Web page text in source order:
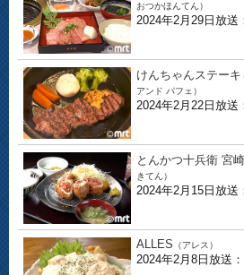
おつかほんてん）
2024年2月29日放送
けんちゃんステーキ
アンド パフェ）
2024年2月22日放送
とんかつ十兵衛 宮
きてん）
2024年2月15日放送
ALLES （アレス）
2024年2月8日放送